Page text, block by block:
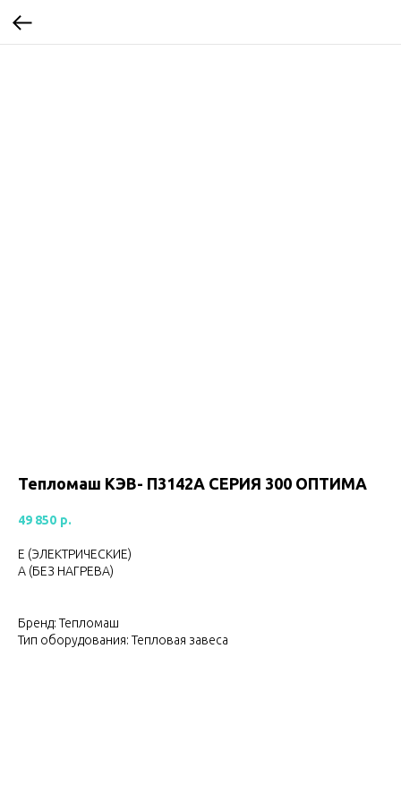
Тепломаш КЭВ- П3142А CЕРИЯ 300 ОПТИМА
49 850 р.
Е (ЭЛЕКТРИЧЕСКИЕ)
А (БЕЗ НАГРЕВА)
Бренд: Тепломаш
Тип оборудования: Тепловая завеса